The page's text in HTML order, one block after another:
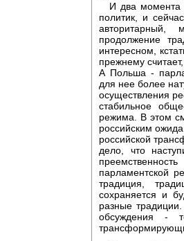
И два момента
политик, и
продолжение
интересном,
прежнему
А Польша -
для нее более
осуществления
стабильное
режима. В этом
российским
российской
дело, что
парламентской
традиция,
сохраняется и
разные
обсуждения -